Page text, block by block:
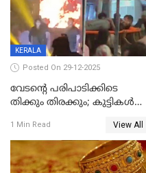
KERALA
Posted On 29-12-2025
വേടന്റെ പരിപാടിക്കിടെ
തിക്കും തിരക്കും; കുട്ടികള്‍
പരിക്ക്; പാളം മറികടന്ന
യുവാവ് ട്രെയിന്‍ തട്ടി മരിച്ചു
1 Min Read View All